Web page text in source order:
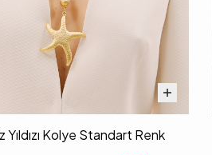
Yıldızı Kolye Standart Renk